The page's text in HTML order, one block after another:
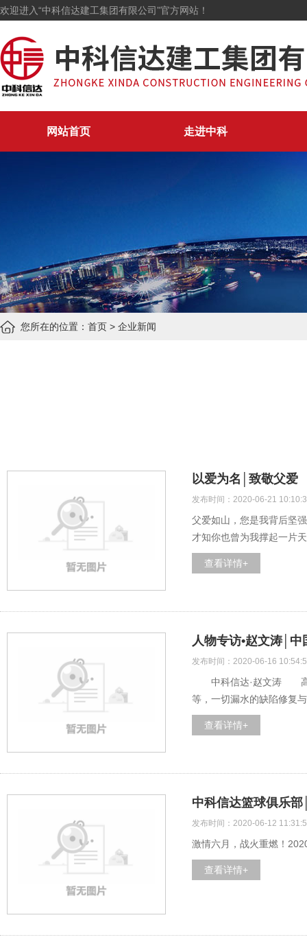
欢迎进入“中科信达建工集团有限公司”官方网站！
网站首页 走进中科
您所在的位置： 首页 > 企业新闻
以爱为名│致敬父爱
发布时间：2020-06-21
父爱如山，您是我背后坚
才知你也曾为我撑起一片
查看详情+
人物专访•赵文涛│
发布时间：2020-06-16
中科信达·赵文涛 高铁
等，一切漏水的缺陷修复
查看详情+
中科信达篮球俱乐
发布时间：2020-06-12
激情六月，战火重燃！
查看详情+